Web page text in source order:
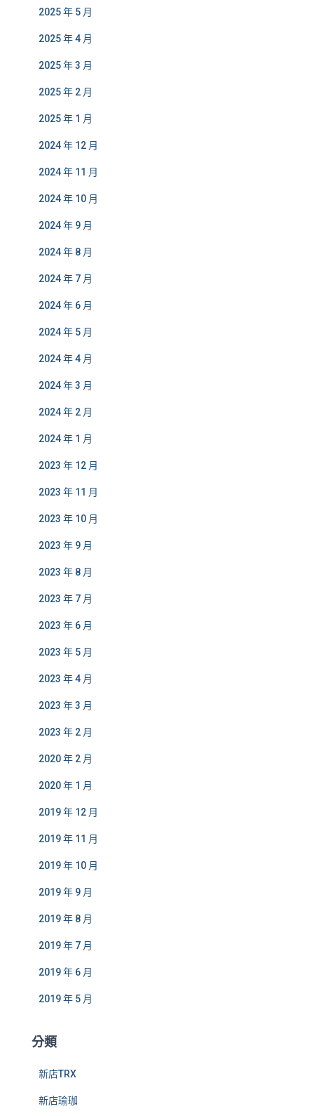
2025 年 5 月
2025 年 4 月
2025 年 3 月
2025 年 2 月
2025 年 1 月
2024 年 12 月
2024 年 11 月
2024 年 10 月
2024 年 9 月
2024 年 8 月
2024 年 7 月
2024 年 6 月
2024 年 5 月
2024 年 4 月
2024 年 3 月
2024 年 2 月
2024 年 1 月
2023 年 12 月
2023 年 11 月
2023 年 10 月
2023 年 9 月
2023 年 8 月
2023 年 7 月
2023 年 6 月
2023 年 5 月
2023 年 4 月
2023 年 3 月
2023 年 2 月
2020 年 2 月
2020 年 1 月
2019 年 12 月
2019 年 11 月
2019 年 10 月
2019 年 9 月
2019 年 8 月
2019 年 7 月
2019 年 6 月
2019 年 5 月
分類
新店TRX
新店瑜珈